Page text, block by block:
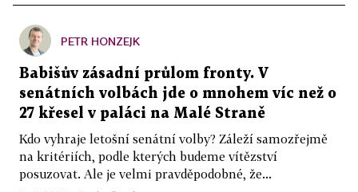
PETR HONZEJK
Babišův zásadní průlom fronty. V
senátních volbách jde o mnohem víc než o
27 křesel v paláci na Malé Straně
Kdo vyhraje letošní senátní volby? Záleží samozřejmě
na kritériích, podle kterých budeme vítězství
posuzovat. Ale je velmi pravděpodobné, že...